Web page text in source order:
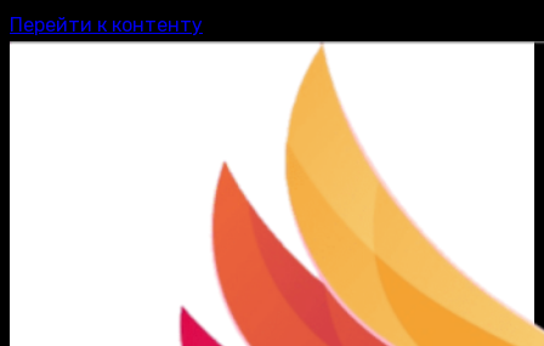
Перейти к контенту